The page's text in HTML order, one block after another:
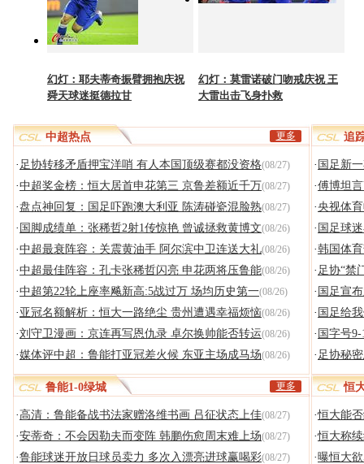
幻灯：耶夫蒂奇振臂拥抱庆祝
舜天球迷挺德拉甘
幻灯：莫雷诺破门吻戒庆祝 王
大雷出击飞身扑救
更多
中超热点 追
· 足协转移矛盾押宝洋哨 有人本国顶级赛都没资格(08/27)
·中超奖金榜：恒大居首申花第三 京鲁差额近千万(08/27)
·盘点神回复：国足吓跑澳大利亚 陈涛碰瓷混脸熟(08/27)
· 国脚成绩单：张稀哲2射1传惊艳 曾诚拯救黄博文(08/26)
·中超最衰阵容：关震黄油手 阿尔滨中卫连送大礼(08/26)
·中超最佳阵容：孔卡张稀哲闪亮 申花两将压鲁能(08/26)
·中超第22轮上座率飚新高:5战过万 场均历史第一(08/26)
· 亚冠名额解析：恒大一路绝尘 贵州遭遇幸福烦恼(08/26)
·刘守卫漫画：京连再写恩仇录 卓尔换帅能否转运(08/26)
·媒体评中超：鲁能打亚冠差火候 东亚主场成马场(08/26)
· 国足新
·傅博坦
·央视体
· 国足球
·韩国体
· 足协“禁
· 国足宣
· 国足给
· 国字号
· 足协秘
更多
鲁能1-0绿城 恒
·高清：鲁能备战书法家赠洛维书画 吕征状态上佳(08/27)
·安蒂奇：不会因勒夫而变阵 韩鹏伤愈周末难上场(08/27)
·鲁能球迷开放日球员卖力 多次入漂亮进球赢喝彩(08/27)
·恒大能
·恒大称
·曝恒大